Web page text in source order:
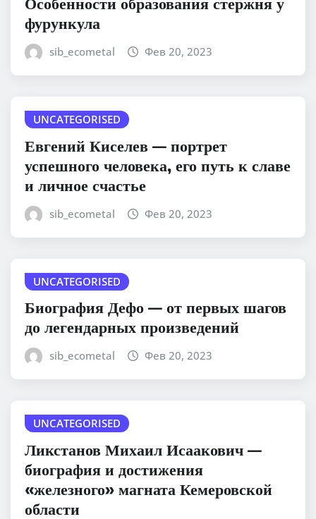
фурункула
sib_ecometal Фев 20, 2023
UNCATEGORISED
Евгений Киселев — портрет
успешного человека, его путь к славе
и личное счастье
sib_ecometal Фев 20, 2023
UNCATEGORISED
Биография Дефо — от первых шагов
до легендарных произведений
sib_ecometal Фев 20, 2023
UNCATEGORISED
Ликстанов Михаил Исаакович —
биография и достижения
«железного» магната Кемеровской
области